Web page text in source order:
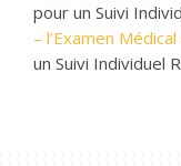
pour un Suivi
– l’Examen
un Suivi Individuel